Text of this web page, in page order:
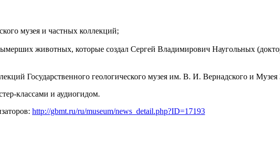
музея и частных коллекций;
животных, которые создал Сергей Владимирович Наугольных
Государственного геологического музея им. В. И. Вернадского и
классами и аудиогидом.
http://gbmt.ru/ru/museum/news_detail.php?ID=17193